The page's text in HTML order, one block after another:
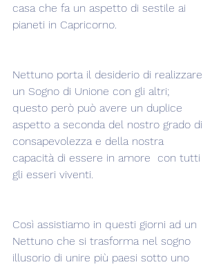
casa che fa un aspetto di sestile ai
pianeti in Capricorno.
Nettuno porta il desiderio di realizzare
un Sogno di Unione con gli altri;
questo però può avere un duplice
aspetto a seconda del nostro grado di
consapevolezza e della nostra
capacità di essere in amore  con tutti
gli esseri viventi.
Così assistiamo in questi giorni ad un
Nettuno che si trasforma nel sogno
illusorio di unire più paesi sotto uno